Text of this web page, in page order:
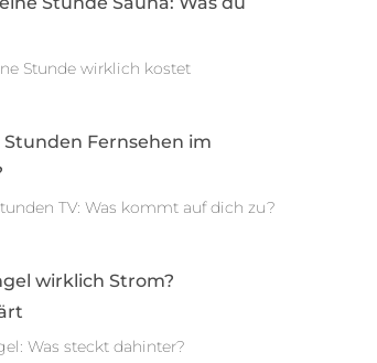
Stunde wirklich kostet
Stunden Fernsehen im
TV: Was kommt auf dich zu?
wirklich Strom?
Was steckt dahinter?